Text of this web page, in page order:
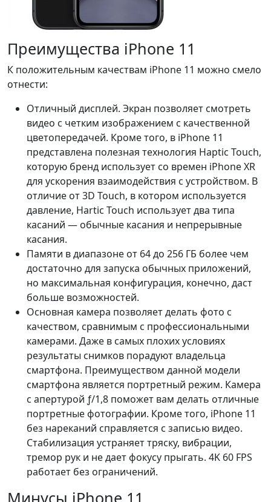
Преимущества iPhone 11
К положительным качествам iPhone 11 можно смело
отнести:
Отличный дисплей. Экран позволяет смотреть
видео с четким изображением с качественной
цветопередачей. Кроме того, в iPhone 11
представлена ​​полезная технология Haptic Touch,
которую бренд использует со времен iPhone XR
для ускорения взаимодействия с устройством. В
отличие от 3D Touch, в котором используется
давление, Hartic Touch использует два типа
касаний — обычные касания и непрерывные
касания.
Памяти в диапазоне от 64 до 256 ГБ более чем
достаточно для запуска обычных приложений,
но максимальная конфигурация, конечно, даст
больше возможностей.
Основная камера позволяет делать фото с
качеством, сравнимым с профессиональными
камерами. Даже в самых плохих условиях
результаты снимков порадуют владельца
смартфона. Преимуществом данной модели
смартфона является портретный режим. Камера
с апертурой ƒ/1,8 поможет вам делать отличные
портретные фотографии. Кроме того, iPhone 11
без нареканий справляется с записью видео.
Стабилизация устраняет тряску, вибрации,
тремор рук и не дает фокусу прыгать. 4K 60 FPS
работает без ограничений.
Минусы iPhone 11